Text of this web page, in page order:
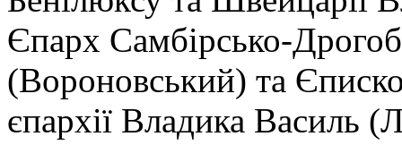
Єпарх Самбірсько-
(Вороновський) та
єпархії Владика Василь